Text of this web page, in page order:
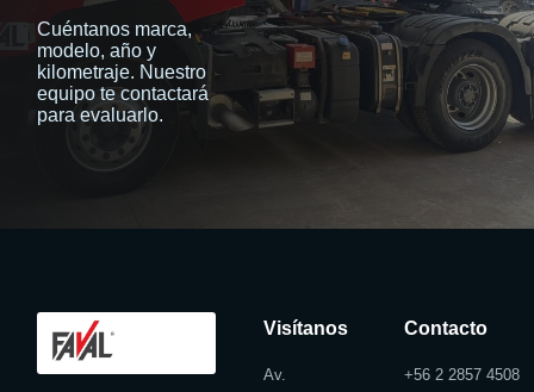
Cuéntanos marca,
modelo, año y
kilometraje. Nuestro
equipo te contactará
para evaluarlo.
Visítanos
Av.
Contacto
+56 2 2857 4508